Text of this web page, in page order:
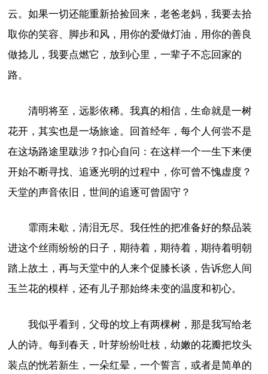
云。如果一切还能重新拾捡回来，老爸老妈，我要去拾
取你的笑容、脚步和风，用你的爱做灯油，用你的善良
做捻儿，我要点燃它，放到心里，一辈子不忘回家的
路。
清明将至，远影依稀。我真的相信，生命就是一树
花开，其实也是一场旅途。回首经年，每个人何尝不是
在这场路途里跋涉？扣心自问：在这样一个一生下来便
开始不断寻找、追逐光明的过程中，你可曾不愧虚度？
天堂的声音依旧，世间的追逐可曾固守？
霏雨未歇，清泪无尽。我任性的把准备好的祭品装
进这个丝雨纷纷的日子，期待着，期待着，期待着明朝
踏上故土，再与天堂中的人来个促膝长谈，告诉您人间
玉兰花的模样，还有儿子那始终未变的温度和初心。
我似乎看到，父母的坟上有两棵树，那是我写给老
人的诗。每到春天，叶芽纷纷吐枝，幼嫩的花瓣把坟头
装点的恍若新生，一朵红晕，一个誓言，或者是简单的